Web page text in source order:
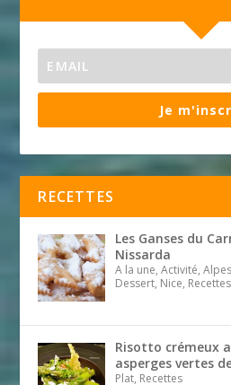
Je
RECETTES
Les Ganses du
Nissarda
A la une, Activité,
Dessert, Nice,
Risotto crémeux
asperges vertes
Plat, Recettes